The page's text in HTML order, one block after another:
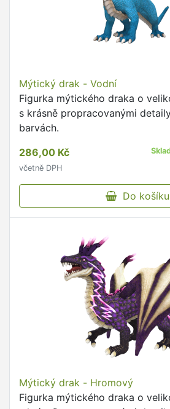
Mýtický drak - Vodní
Figurka mýtického draka o
s krásně propracovanými
barvách.
286,00 Kč
včetně DPH
Do košíku
Mýtický drak - Hromový
Figurka mýtického draka o